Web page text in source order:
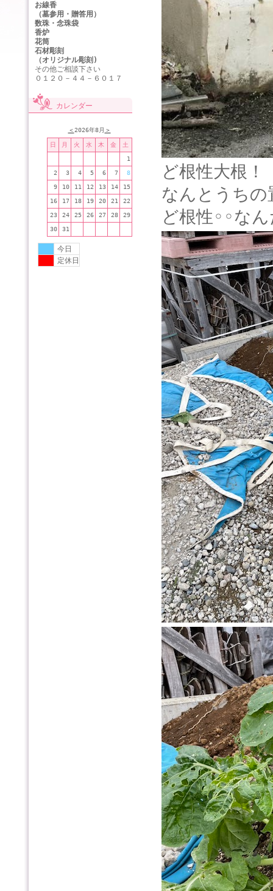
お線香
（墓参用・贈答用）
数珠・念珠袋
香炉
花筒
石材彫刻
（オリジナル彫刻)
その他ご相談下さい
０１２０－４４－６０１７
カレンダー
＜2026年8月 ＞
日 月 火 水 木 金 土
1
2 3 4 5 6 7 8
9 10 11 12 13 14 15
16 17 18 19 20 21 22
23 24 25 26 27 28 29
30 31
今日
定休日
ど根性大根
なんとうち
ど根性◦◦な